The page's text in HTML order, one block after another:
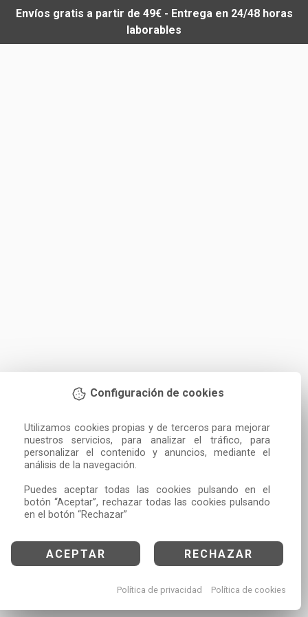
Configuración de cookies
Utilizamos cookies propias y de terceros para mejorar
nuestros servicios, para analizar el tráfico, para
personalizar el contenido y anuncios, mediante el
análisis de la navegación.
Puedes aceptar todas las cookies pulsando en el
botón “Aceptar”, rechazar todas las cookies pulsando
en el botón “Rechazar”
ACEPTAR RECHAZAR
Política de privacidad Política de cookies
Envíos gratis a partir de 49€ - Entrega en 24/48 horas
laborables